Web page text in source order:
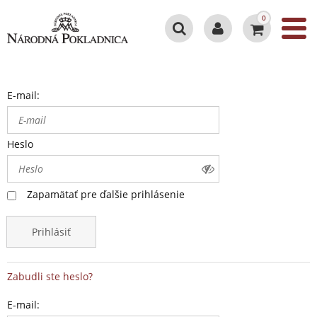
0
E-mail:
Heslo
Zapamätať pre ďalšie prihlásenie
Prihlásiť
Zabudli ste heslo?
E-mail: